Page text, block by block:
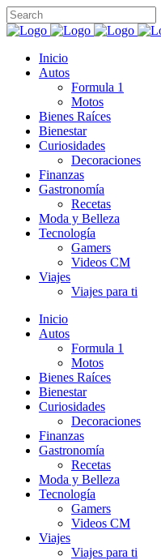
Inicio
Autos
Formula 1
Motos
Bienes Raíces
Bienestar
Curiosidades
Decoraciones
Finanzas
Gastronomía
Recetas
Moda y Belleza
Tecnología
Gamers
Videos CM
Viajes
Viajes para ti
Inicio
Autos
Formula 1
Motos
Bienes Raíces
Bienestar
Curiosidades
Decoraciones
Finanzas
Gastronomía
Recetas
Moda y Belleza
Tecnología
Gamers
Videos CM
Viajes
Viajes para ti